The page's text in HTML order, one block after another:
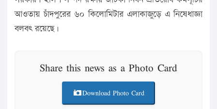
আওতায় চাঁদপুরের ৬০ কিলোমিটার এলাকাজুড়ে এ নিষেধাজ্ঞা
বলবৎ রয়েছে।
Share this news as a Photo Card
Download Photo Card